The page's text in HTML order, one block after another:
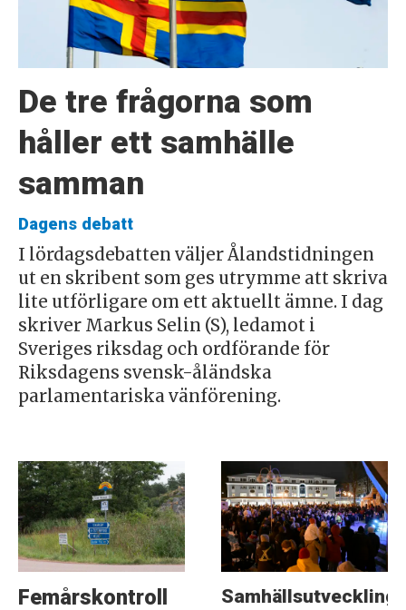
De tre frågorna som
håller ett samhälle
samman
Dagens debatt
I lördagsdebatten väljer Ålandstidningen
ut en skribent som ges utrymme att skriva
lite utförligare om ett aktuellt ämne. I dag
skriver Markus Selin (S), ledamot i
Sveriges riksdag och ordförande för
Riksdagens svensk-åländska
parlamentariska vänförening.
Femårskontroll Samhällsutveckling